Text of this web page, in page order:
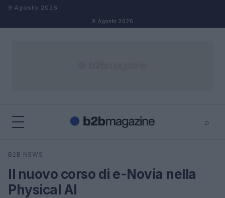
Salta al contenuto
9 Agosto 2026
9 Agosto 2026
⌕
Cerca
B2B NEWS
Il nuovo corso di e-Novia nella
Physical AI